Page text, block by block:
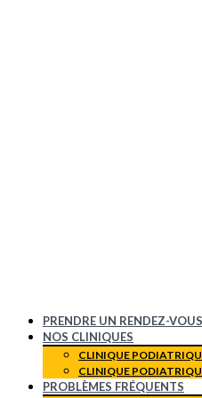
PRENDRE UN RENDEZ-VOUS
NOS CLINIQUES
CLINIQUE
CLINIQUE
PROBLÈMES FRÉQUENTS